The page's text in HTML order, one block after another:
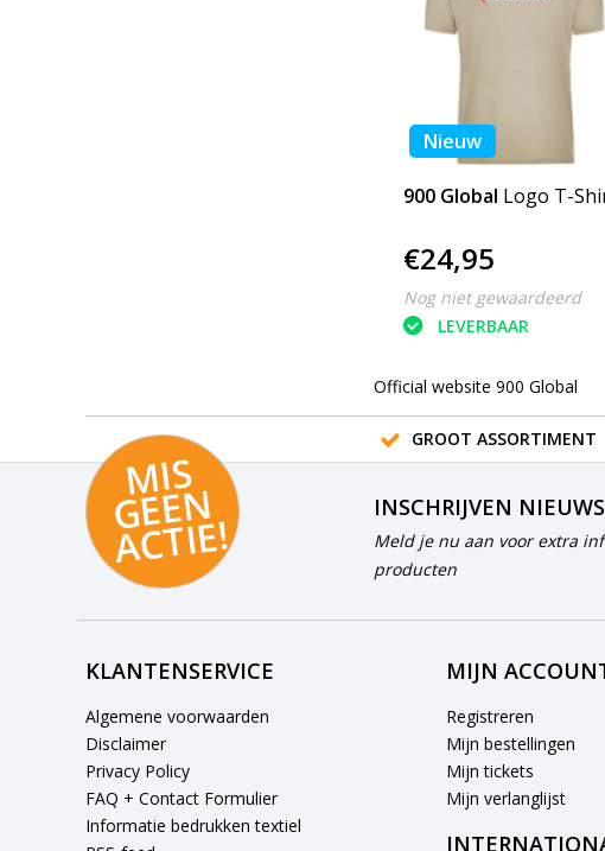
Nieuw
900 Global Logo T-
€24,95
Nog niet gewaardeerd
LEVERBAAR
Official website 900 Global
GROOT ASSORTIMENT
MI
S
G
E
E
N
A
C
TI
E!
INSCHRIJVEN
Meld je nu aan voor extra
producten
KLANTENSERVICE
Algemene voorwaarden
Disclaimer
Privacy Policy
FAQ + Contact Formulier
Informatie bedrukken textiel
MIJN
Registreren
Mijn bestellingen
Mijn tickets
Mijn verlanglijst